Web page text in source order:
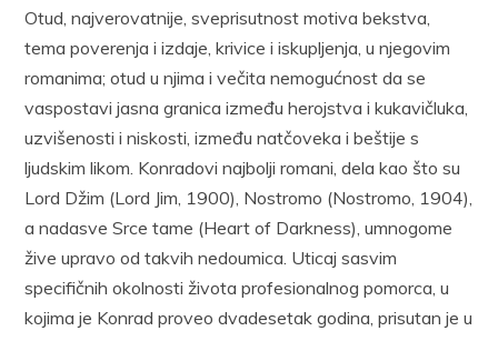
Otud, najverovatnije, sveprisutnost motiva bekstva,
tema poverenja i izdaje, krivice i iskupljenja, u njegovim
romanima; otud u njima i večita nemogućnost da se
vaspostavi jasna granica između herojstva i kukavičluka,
uzvišenosti i niskosti, između natčoveka i beštije s
ljudskim likom. Konradovi najbolji romani, dela kao što su
Lord Džim (Lord Jim, 1900), Nostromo (Nostromo, 1904),
a nadasve Srce tame (Heart of Darkness), umnogome
žive upravo od takvih nedoumica. Uticaj sasvim
specifičnih okolnosti života profesionalnog pomorca, u
kojima je Konrad proveo dvadesetak godina, prisutan je u